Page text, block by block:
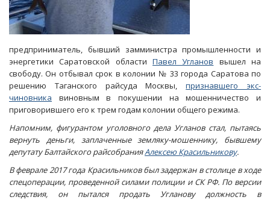
предприниматель, бывший замминистра промышленности и
энергетики Саратовской области Павел Угланов вышел на
свободу. Он отбывал срок в колонии № 33 города Саратова по
решению Таганского райсуда Москвы,признавшего экс-
чиновника виновным в покушении на мошенничество и
приговорившего его к трем годам колонии общего режима.
Напомним, фигурантом уголовного дела Угланов стал, пытаясь
вернуть деньги, заплаченные земляку-мошеннику, бывшему
депутату Балтайского райсобранияАлексею Красильникову.
В феврале 2017 года Красильников был задержан в столице в ходе
спецоперации, проведенной силами полиции и СК РФ. По версии
следствия, он пытался продать Угланову должность в